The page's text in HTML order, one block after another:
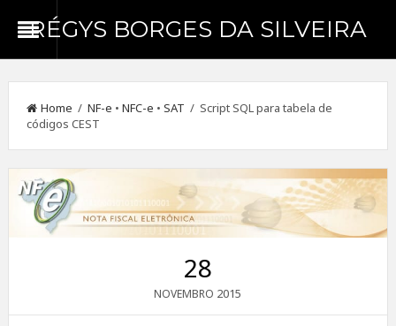
RÉGYS BORGES DA SILVEIRA
Home / NF-e • NFC-e • SAT / Script SQL para tabela de
códigos CEST
28
NOVEMBRO 2015